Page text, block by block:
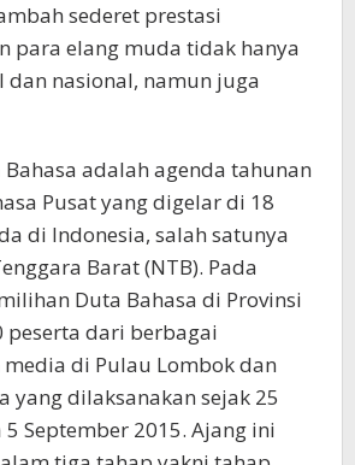
sederet prestasi
para elang muda tidak hanya
dan nasional, namun juga
adalah agenda tahunan
Pusat yang digelar di 18
di Indonesia, salah satunya
Barat (NTB). Pada
Duta Bahasa di Provinsi
peserta dari berbagai
di Pulau Lombok dan
yang dilaksanakan sejak 25
September 2015. Ajang ini